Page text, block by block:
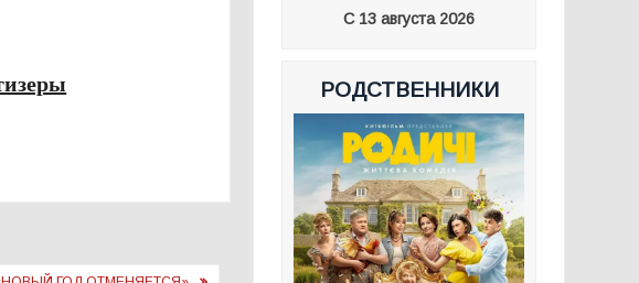
С 13 августа 2026
РОДСТВЕННИКИ